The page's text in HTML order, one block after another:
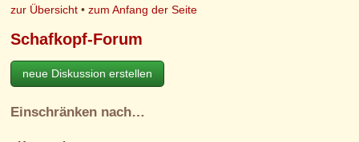
zur Übersicht •zum Anfang der Seite
Schafkopf-Forum
neue Diskussion erstellen
Einschränken nach…